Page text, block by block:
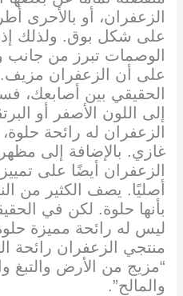
الزعفران، أو بالأحرى
على شكل بوق. ولذلك
الوصمات تبرز من جانب
على أن الزعفران مزيف.
الحقيقي بين أصابعك،
إلى اللون الأصفر أو
الزعفران له رائحة
غازي. بالإضافة إلى
الزعفران أيضًا على
أصليًا. يصف الكثير من
بأنها حلوة. لكن في
ليس له رائحة مميزة
منتجي الزعفران رائحة
“مزيج من الأرض والتبغ
والمالح”.